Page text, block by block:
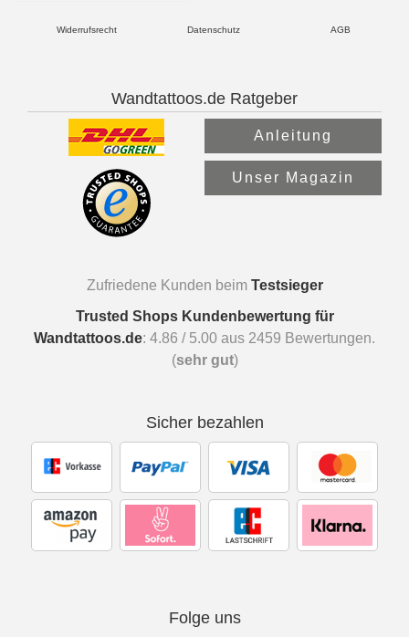
Widerrufsrecht Datenschutz AGB
Wandtattoos.de Ratgeber
Anleitung
Unser Magazin
Zufriedene Kunden beim Testsieger
Trusted Shops Kundenbewertung für
Wandtattoos.de: 4.86 / 5.00 aus 2459 Bewertungen.
(sehr gut)
Sicher bezahlen
Folge uns